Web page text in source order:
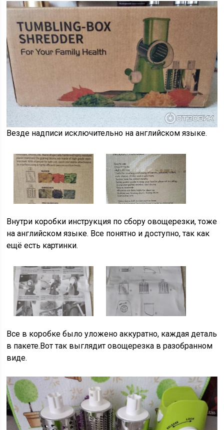
Везде надписи исключительно на английском языке.
Внутри коробки инструкция по сбору овощерезки, тоже
на английском языке. Все понятно и доступно, так как
ещё есть картинки.
Все в коробке было уложено аккуратно, каждая деталь
в пакете.Вот так выглядит овощерезка в разобранном
виде.